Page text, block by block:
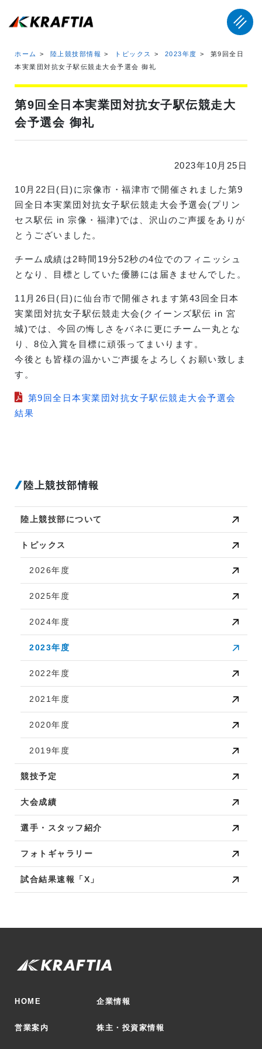
ホーム 陸上競技部情報 トピックス 2023年度
第9回全日
本実業団対抗女子駅伝競走大会予選会 御礼
第9回全日本実業団対抗女子駅伝競走大
会予選会 御礼
2023年10月25日
10月22日(日)に宗像市・福津市で開催されました第9
回全日本実業団対抗女子駅伝競走大会予選会(プリン
セス駅伝 in 宗像・福津)では、沢山のご声援をありが
とうございました。
チーム成績は2時間19分52秒の4位でのフィニッシュ
となり、目標としていた優勝には届きませんでした。
11月26日(日)に仙台市で開催されます第43回全日本
実業団対抗女子駅伝競走大会(クイーンズ駅伝 in 宮
城)では、今回の悔しさをバネに更にチーム一丸とな
り、8位入賞を目標に頑張ってまいります。
今後とも皆様の温かいご声援をよろしくお願い致しま
す。
第9回全日本実業団対抗女子駅伝競走大会予選会
結果
陸上競技部情報
陸上競技部について
トピックス
2026年度
2025年度
2024年度
2023年度
2022年度
2021年度
2020年度
2019年度
競技予定
大会成績
選手・スタッフ紹介
フォトギャラリー
試合結果速報「X」
HOME 企業情報
営業案内 株主・投資家情報